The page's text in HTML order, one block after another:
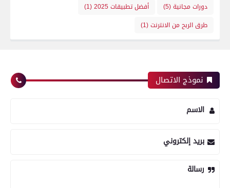
دورات مجانية(5) أفضل تطبيقات 2025
(1)
طرق الربح من الانترنت(1)
نموذج الاتصال
الاسم
بريد إلكتروني
رسالة